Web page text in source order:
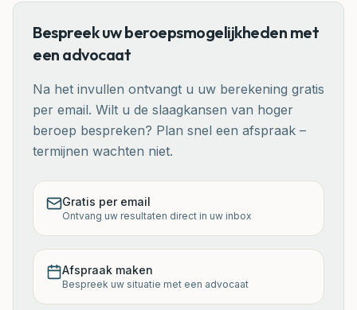
Bespreek uw beroepsmogelijkheden met
een advocaat
Na het invullen ontvangt u uw berekening gratis
per email. Wilt u de slaagkansen van hoger
beroep bespreken? Plan snel een afspraak –
termijnen wachten niet.
Gratis per email
Ontvang uw resultaten direct in uw inbox
Afspraak maken
Bespreek uw situatie met een advocaat